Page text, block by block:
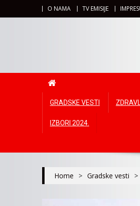
O NAMA TV EMISIJE
GRADSKE VESTI
IZBORI 2024.
Home > Gradske vesti >